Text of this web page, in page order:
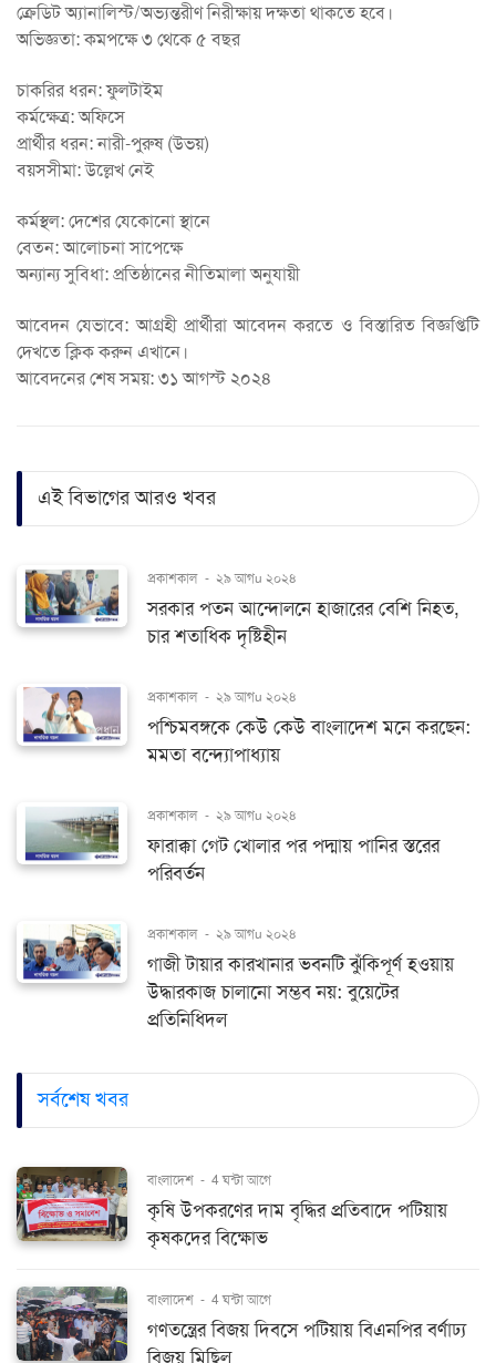
ক্রেডিট অ্যানালিস্ট/অভ্যন্তরীণ নিরীক্ষায় দক্ষতা থাকতে হবে।
অভিজ্ঞতা: কমপক্ষে ৩ থেকে ৫ বছর
চাকরির ধরন: ফুলটাইম
কর্মক্ষেত্র: অফিসে
প্রার্থীর ধরন: নারী-পুরুষ (উভয়)
বয়সসীমা: উল্লেখ নেই
কর্মস্থল: দেশের যেকোনো স্থানে
বেতন: আলোচনা সাপেক্ষে
অন্যান্য সুবিধা: প্রতিষ্ঠানের নীতিমালা অনুযায়ী
আবেদন যেভাবে: আগ্রহী প্রার্থীরা আবেদন করতে ও বিস্তারিত বিজ্ঞপ্তিটি
দেখতে ক্লিক করুন এখানে।
আবেদনের শেষ সময়: ৩১ আগস্ট ২০২৪
এই বিভাগের আরও খবর
প্রকাশকাল - ২৯ আগu ২০২৪
সরকার পতন আন্দোলনে হাজারের বেশি নিহত,
চার শতাধিক দৃষ্টিহীন
প্রকাশকাল - ২৯ আগu ২০২৪
পশ্চিমবঙ্গকে কেউ কেউ বাংলাদেশ মনে করছেন:
মমতা বন্দ্যোপাধ্যায়
প্রকাশকাল - ২৯ আগu ২০২৪
ফারাক্কা গেট খোলার পর পদ্মায় পানির স্তরের
পরিবর্তন
প্রকাশকাল - ২৯ আগu ২০২৪
গাজী টায়ার কারখানার ভবনটি ঝুঁকিপূর্ণ হওয়ায়
উদ্ধারকাজ চালানো সম্ভব নয়: বুয়েটের
প্রতিনিধিদল
সর্বশেষ খবর
বাংলাদেশ - 4 ঘন্টা আগে
কৃষি উপকরণের দাম বৃদ্ধির প্রতিবাদে পটিয়ায়
কৃষকদের বিক্ষোভ
বাংলাদেশ - 4 ঘন্টা আগে
গণতন্ত্রের বিজয় দিবসে পটিয়ায় বিএনপির বর্ণাঢ্য
বিজয় মিছিল